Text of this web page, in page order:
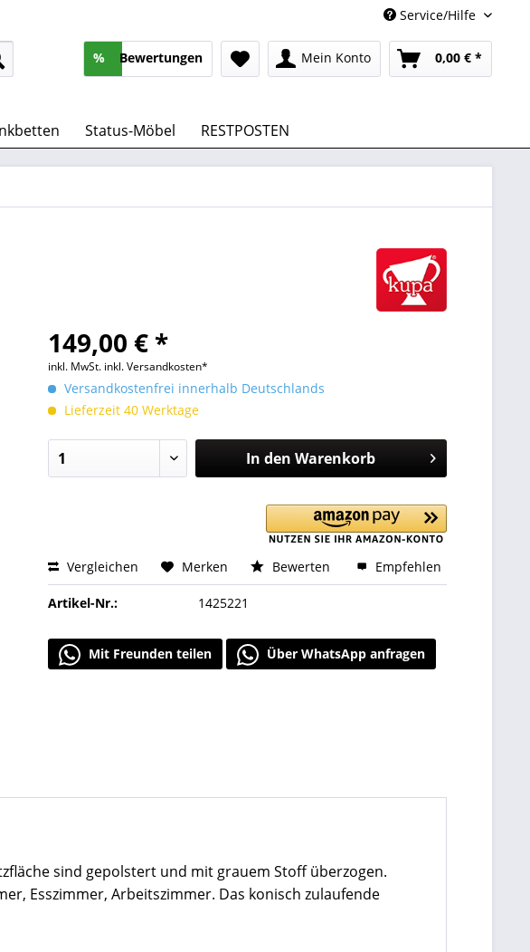
Service/Hilfe
% Bewertungen Mein Konto 0,00 € *
Status-Möbel RESTPOSTEN
149,00 € *
inkl. MwSt. inkl. Versandkosten*
Versandkostenfrei innerhalb Deutschlands
Lieferzeit 40 Werktage
In den Warenkorb
Vergleichen Merken Bewerten Empfehlen
Artikel-Nr.: 1425221
Mit Freunden teilen Über WhatsApp anfragen
sind gepolstert und mit grauem Stoff überzogen.
Esszimmer, Arbeitszimmer. Das konisch zulaufende